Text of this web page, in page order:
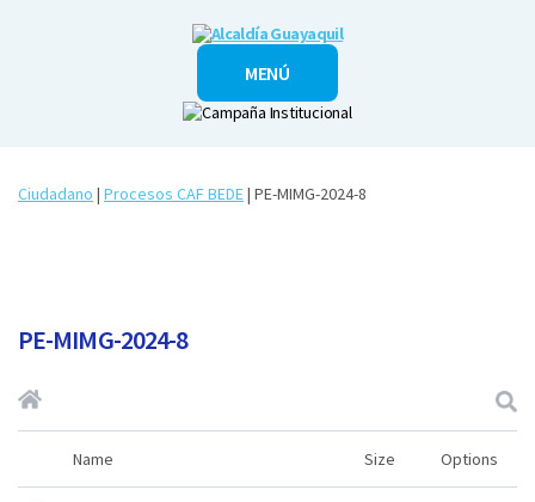
Alcaldía
GuayaquilMENÚ
Ciudadano | Procesos CAF BEDE| PE-MIMG-2024-8
PE-MIMG-2024-8
Name Size Options